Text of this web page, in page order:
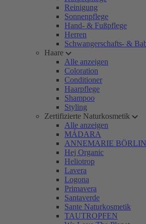
Reinigung
Sonnenpflege
Hand- & Fußpflege
Herren
Schwangerschafts- &
Haare
Alle anzeigen
Coloration
Conditioner
Haarpflege
Shampoo
Styling
Zertifizierte Naturkosmetik
Alle anzeigen
MÁDARA
ANNEMARIE
Hej Organic
Heliotrop
Lavera
Logona
Primavera
Santaverde
Sante Naturkosmetik
TAUTROPFEN